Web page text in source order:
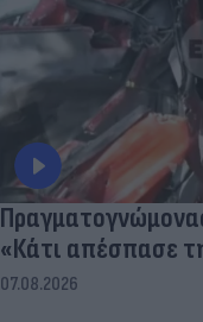
«Κάτι απέσπασε
07.08.2026